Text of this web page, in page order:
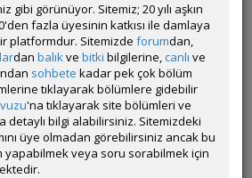
Yati Ve Mangrow Kökleri
₺
Kedibalıkları,Tüm Canlılar,Tüm
gibi görünüyor. Sitemiz; 20 yılı aşkın
fazla üyesinin katkısı ile damlaya
platformdur. Sitemizde forumdan,
dan balıkve bitki bilgilerine, canlı ve
sohbete kadar pek çok bölüm
tıklayarak bölümlere gidebilir
'na tıklayarak site bölümleri ve
detaylı bilgi alabilirsiniz. Sitemizdeki
üye olmadan görebilirsiniz ancak bu
yapabilmek veya soru sorabilmek için